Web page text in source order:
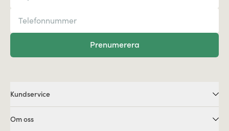
Prenumerera
Kundservice
Om oss